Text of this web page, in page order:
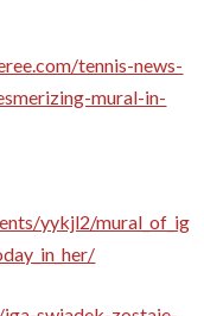
tennis-news-
mural-in-
yykjl2/mural_of_ig